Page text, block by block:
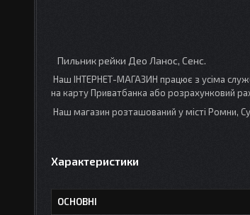
Пильник рейки Део Ланос, Сенс.
Наш ІНТЕРНЕТ-МАГАЗИН працює з усіма
на карту Приватбанка або розрахунковий
Наш магазин розташований у місті Ромни,
Характеристики
ОСНОВНІ